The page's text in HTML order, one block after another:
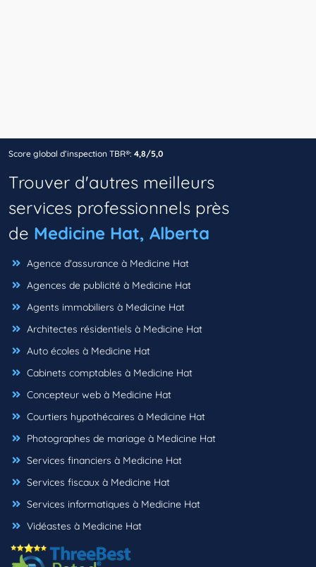
Score global d’inspection TBR®: 4,8/5,0
Trouver d'autres meilleurs
services professionnels près
de Medicine Hat, Alberta
Agence d'assurance à Medicine Hat
Agences de publicité à Medicine Hat
Agents immobiliers à Medicine Hat
Architectes résidentiels à Medicine Hat
Auto écoles à Medicine Hat
Cabinets comptables à Medicine Hat
Concepteur web à Medicine Hat
Courtiers hypothécaires à Medicine Hat
Photographes de mariage à Medicine Hat
Services financiers à Medicine Hat
Services fiscaux à Medicine Hat
Services informatiques à Medicine Hat
Vidéastes à Medicine Hat